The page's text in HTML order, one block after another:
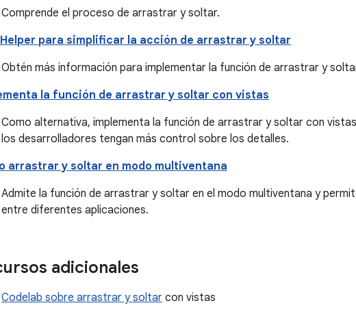
Comprende el proceso de arrastrar y soltar.
para simplificar la acción de arrastrar y soltar
Obtén más información para implementar la función de arrastrar y
la función de arrastrar y soltar con vistas
Como alternativa, implementa la función de arrastrar y soltar con
los desarrolladores tengan más control sobre los detalles.
arrastrar y soltar en modo multiventana
Admite la función de arrastrar y soltar en el modo multiventana y
entre diferentes aplicaciones.
adicionales
Codelab sobre arrastrar y soltar con vistas